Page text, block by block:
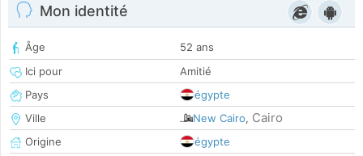
Mon identité
Âge
52 ans
Ici pour
Amitié
Pays
égypte
Ville
New Cairo, Cairo
Origine
égypte